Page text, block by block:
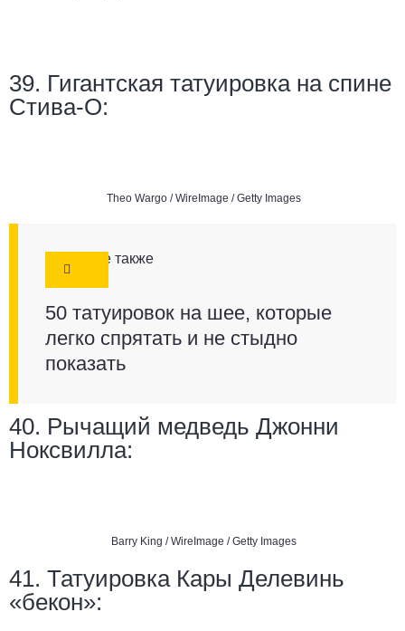
39. Гигантская татуировка на спине
Стива-О:
Theo Wargo / WireImage / Getty Images
Смотрите также
50 татуировок на шее, которые
легко спрятать и не стыдно
показать
40. Рычащий медведь Джонни
Ноксвилла:
Barry King / WireImage / Getty Images
41. Татуировка Кары Делевинь
«бекон»: